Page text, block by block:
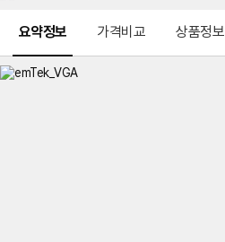
요약정보 가격비교 상품정보